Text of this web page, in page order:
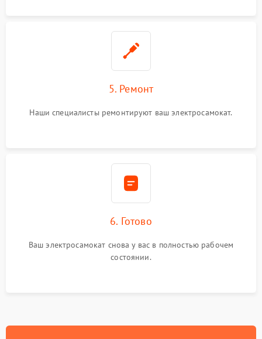
5. Ремонт
Наши специалисты ремонтируют ваш электросамокат.
6. Готово
Ваш электросамокат снова у вас в полностью рабочем
состоянии.